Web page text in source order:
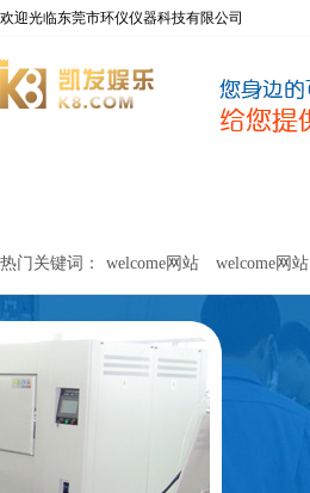
欢迎光临东莞市环仪仪器科技有限公司
关于环仪 联系环仪
热门关键词： welcome网站 welcome网站
网站 welcome网站